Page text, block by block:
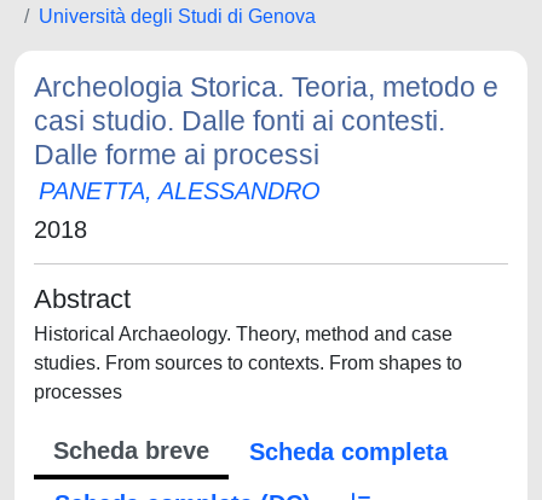
Università degli Studi di Genova
Archeologia Storica. Teoria, metodo e
casi studio. Dalle fonti ai contesti.
Dalle forme ai processi
PANETTA, ALESSANDRO
2018
Abstract
Historical Archaeology. Theory, method and case
studies. From sources to contexts. From shapes to
processes
Scheda breve
Scheda completa